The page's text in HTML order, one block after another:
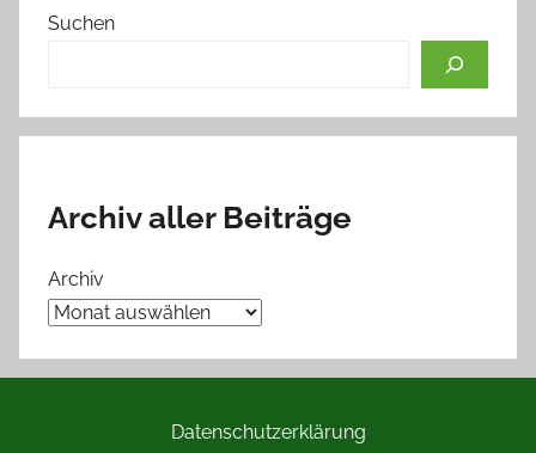
Suchen
Archiv aller Beiträge
Archiv
Datenschutzerklärung